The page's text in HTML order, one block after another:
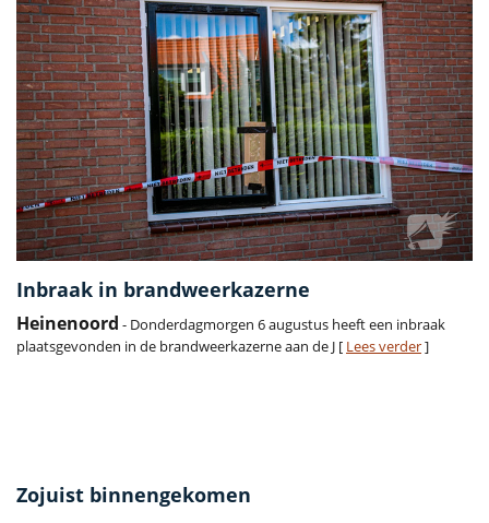
Inbraak in brandweerkazerne
Heinenoord - Donderdagmorgen 6 augustus heeft een inbraak
plaatsgevonden in de brandweerkazerne aan de J [ Lees verder]
Zojuist binnengekomen